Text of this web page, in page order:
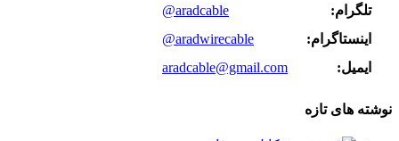
تلگرام:
@aradcable
اینستاگرام:
@aradwirecable
ایمیل:
aradcable@gmail.com
نوشته های تازه